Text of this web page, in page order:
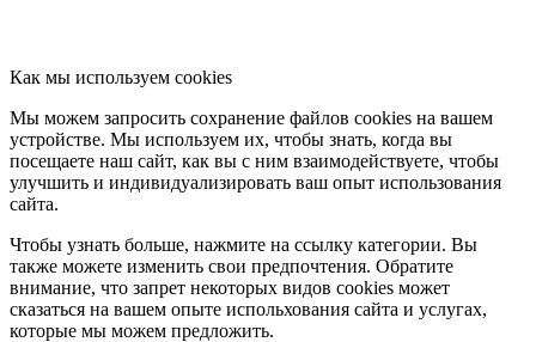
Как мы используем cookies
Мы можем запросить сохранение файлов cookies на вашем
устройстве. Мы используем их, чтобы знать, когда вы
посещаете наш сайт, как вы с ним взаимодействуете, чтобы
улучшить и индивидуализировать ваш опыт использования
сайта.
Чтобы узнать больше, нажмите на ссылку категории. Вы
также можете изменить свои предпочтения. Обратите
внимание, что запрет некоторых видов cookies может
сказаться на вашем опыте испольхования сайта и услугах,
которые мы можем предложить.